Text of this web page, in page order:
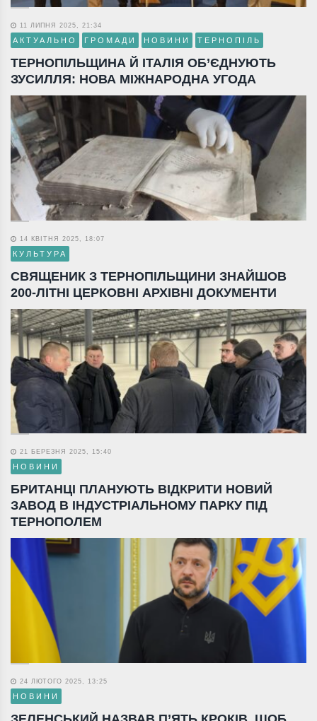
11 ЛИПНЯ 2025, 21:34
АКТУАЛЬНО ГРОМАДИ НОВИНИ ТЕРНОПІЛЬ
ТЕРНОПІЛЬЩИНА Й ІТАЛІЯ ОБ’ЄДНУЮТЬ
ЗУСИЛЛЯ: НОВА МІЖНАРОДНА УГОДА
14 КВІТНЯ 2025, 18:07
КУЛЬТУРА
СВЯЩЕНИК З ТЕРНОПІЛЬЩИНИ ЗНАЙШОВ
200-ЛІТНІ ЦЕРКОВНІ АРХІВНІ ДОКУМЕНТИ
21 БЕРЕЗНЯ 2025, 15:40
НОВИНИ
БРИТАНЦІ ПЛАНУЮТЬ ВІДКРИТИ НОВИЙ
ЗАВОД В ІНДУСТРІАЛЬНОМУ ПАРКУ ПІД
ТЕРНОПОЛЕМ
24 ЛЮТОГО 2025, 13:25
НОВИНИ